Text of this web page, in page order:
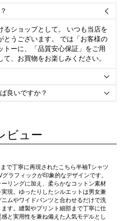

るショップとして。 いつも当店を
とうございます。 では「お客様の
トーに、「品質安心保証」をご用
、お買物をお楽しみください。

良いですか？ 
ビュー
で丁寧に再現されたこちら半袖Tシャツ
ラフィックが印象的なデザインです。
リングに加え、柔らかなコットン素材
現。ゆったりしたシルエットは男女兼
ムやワイドパンツと合わせるだけで洗
す。縫製やプリント細部まで丁寧に仕
と実用性を兼ね備えた人気モデルとし